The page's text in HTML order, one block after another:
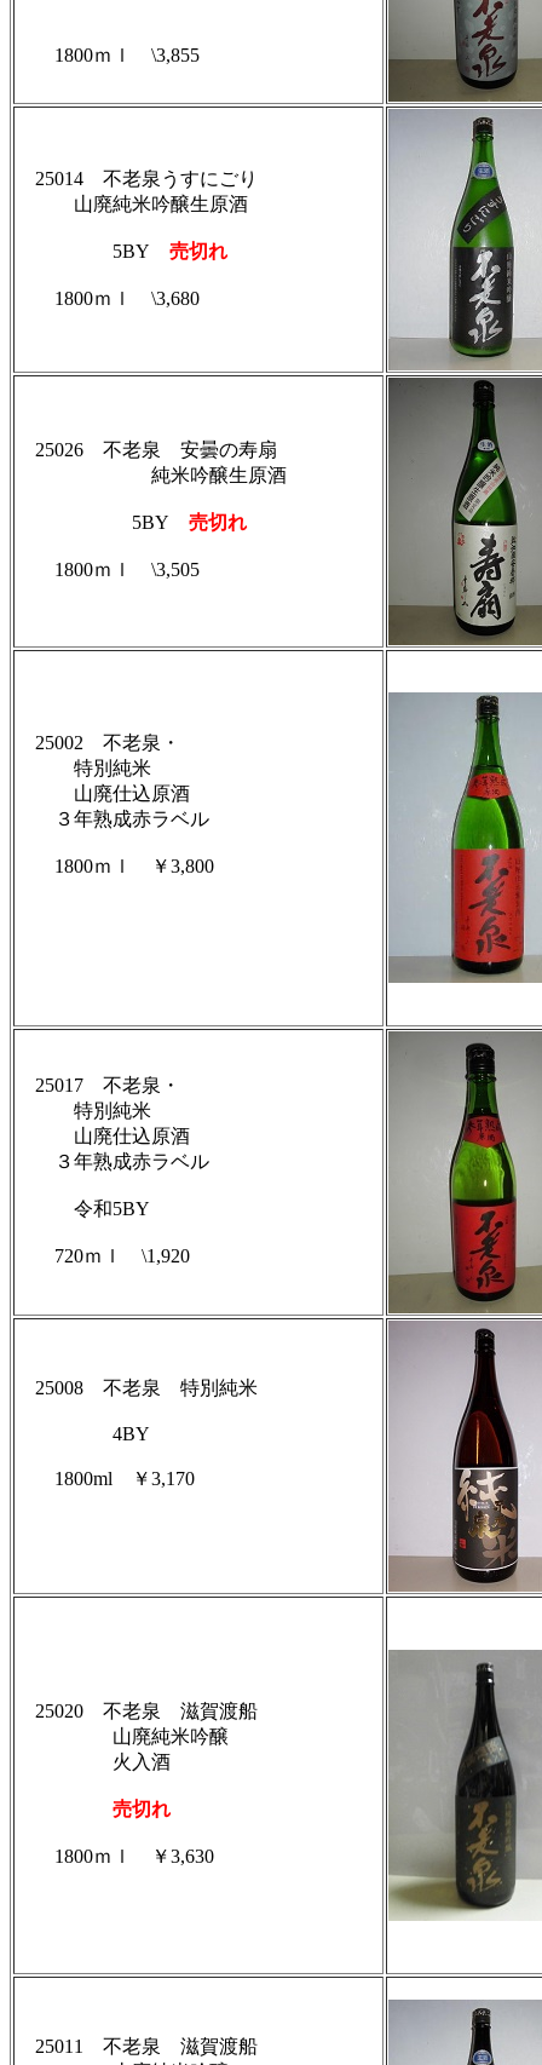
1800ｍｌ \3,855
25014 不老泉うすにごり
山廃純米吟醸生原酒
5BY 売切れ
1800ｍｌ \3,680
25026 不老泉 安曇の寿扇
純米吟醸生原酒
5BY 売切れ
1800ｍｌ \3,505
25002 不老泉・
特別純米
山廃仕込原酒
３年熟成赤ラベル
1800ｍｌ ￥3,800
25017 不老泉・
特別純米
山廃仕込原酒
３年熟成赤ラベル
令和5BY
720ｍｌ \1,920
25008 不老泉 特別純米
4BY
1800ml ￥3,170
25020 不老泉 滋賀渡船
山廃純米吟醸
火入酒
売切れ
1800ｍｌ ￥3,630
25011 不老泉 滋賀渡船